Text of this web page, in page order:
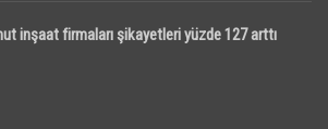
inşaat firmaları şikayetleri yüzde 127 arttı